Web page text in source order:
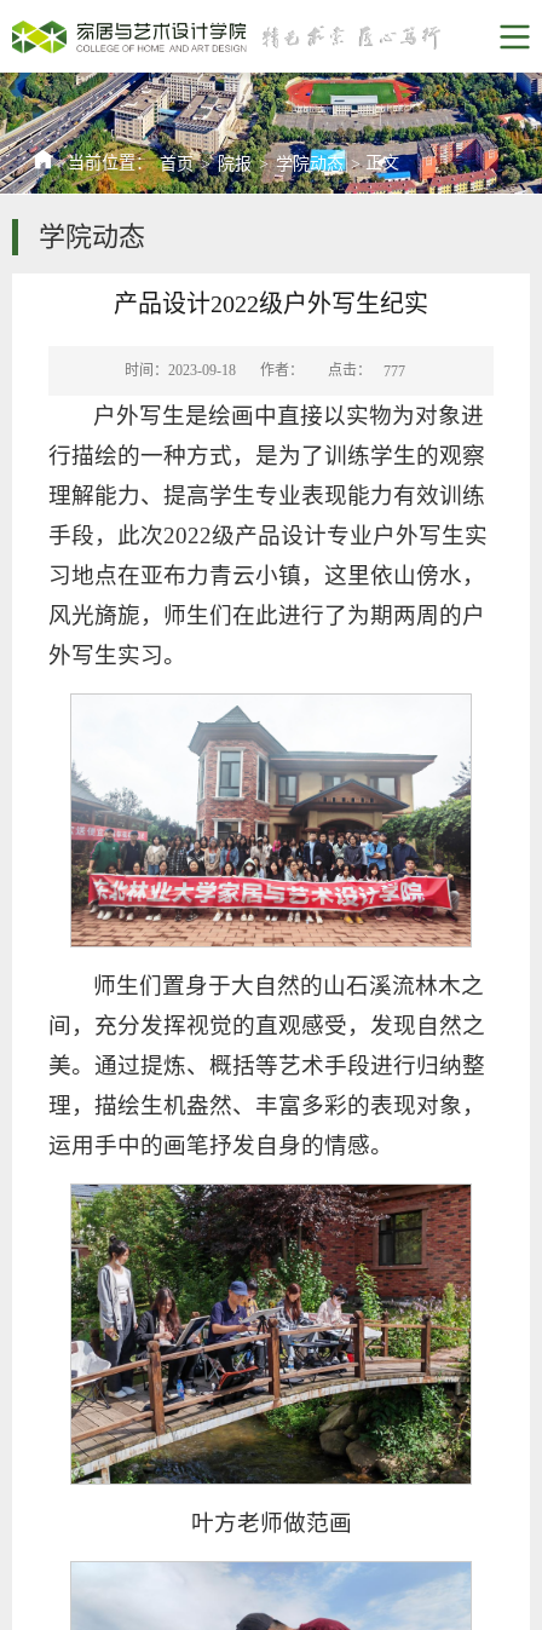
当前位置：首页 > 院报 > 学院动态 >正文
学院动态
产品设计2022级户外写生纪实
时间：2023-09-18 作者： 点击： 777
户外写生是绘画中直接以实物为对象进
行描绘的一种方式，是为了训练学生的观察
理解能力、提高学生专业表现能力有效训练
手段，此次2022级产品设计专业户外写生实
习地点在亚布力青云小镇，这里依山傍水，
风光旖旎，师生们在此进行了为期两周的户
外写生实习。
师生们置身于大自然的山石溪流林木之
间，充分发挥视觉的直观感受，发现自然之
美。通过提炼、概括等艺术手段进行归纳整
理，描绘生机盎然、丰富多彩的表现对象，
运用手中的画笔抒发自身的情感。
叶方老师做范画